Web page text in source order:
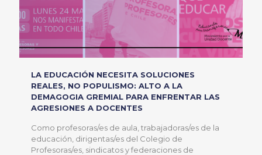
LA EDUCACIÓN NECESITA SOLUCIONES
REALES, NO POPULISMO: ALTO A LA
DEMAGOGIA GREMIAL PARA ENFRENTAR LAS
AGRESIONES A DOCENTES
Como profesoras/es de aula, trabajadoras/es de la
educación, dirigentas/es del Colegio de
Profesoras/es, sindicatos y federaciones de